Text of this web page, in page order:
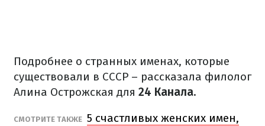
Подробнее о странных именах, которые
существовали в СССР – рассказала филолог
Алина Острожская для 24 Канала.
СМОТРИТЕ ТАКЖЕ 5 счастливых женских имен,